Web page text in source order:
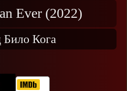
Ever (2022)
Било Кога